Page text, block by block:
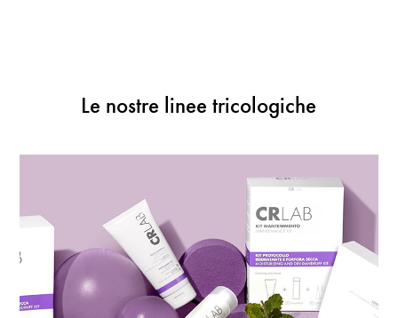
Le nostre linee tricologiche